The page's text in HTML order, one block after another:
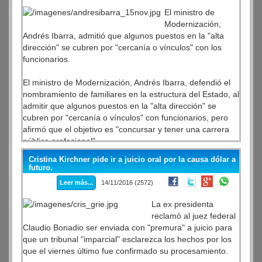
registradas fueron obligadas a readecuarse.
La Justicia ratificó esta decisión el 25 de octubre. La Sala
E de la Cámara Nacional de Apelaciones en lo Comercial
confirmó el dictamen de la fiscal general Gabriela Boquin
offshore uruguaya. La funcionaria esgrimió que estas
sociedades "constituyen verdaderas herramientas para el
ilícito, para cuya conformación sus motivaciones conllevan
casi siempre algún grado de ilicitud".
"Su sentido no es otro que eludir responsabilidades
legalmente exigibles. Así se defrauda a la sociedad toda
tributariamente, a terceros acreedores o se utilizan para
blanquear dinero cuyo origen es desconocido o imposible
de declarar por su ilegalidad, ya sea porque no fue
denunciado fiscalmente o por provenir de la corrupción,
del narcotráfico del tráfico de armas o del terrorismo",
afirmó. Boquin presumió en este caso que "no se trata de
una verdadera sociedad constituida en el extranjero sino
de una sociedad que en fraude a la ley se constituye en
El ministro de
Modernización,
Andrés Ibarra, admitió que algunos puestos en la "alta
dirección" se cubren por "cercanía o vínculos" con los
funcionarios.
El ministro de Modernización, Andrés Ibarra, defendió el
nombramiento de familiares en la estructura del Estado, al
admitir que algunos puestos en la "alta dirección" se
cubren por "cercanía o vínculos" con funcionarios, pero
afirmó que el objetivo es "concursar y tener una carrera
pública profesional".
En ese sentido, aclaró que es una situación "que viene de
años, no es de ahora", y contó que "de las 3 mil personas
que son directores nacionales, generales o
coordinadores, solo siete están por concurso".
"Obviamente, cuando se llega a un Gobierno, uno
comienza a cubrir los puestos, las posiciones, y puede ser
que algunas por cercanía, por confianza, pero también
por idoneidad, sean desempeñadas por gente que tiene
Cristina Kirchner pide ir a juicio oral por la causa dólar a
futuro.
Leer más... 14/11/2016 (2572)
La ex presidenta
reclamó al juez federal
Claudio Bonadio ser enviada con "premura" a juicio para
que un tribunal "imparcial" esclarezca los hechos por los
que el viernes último fue confirmado su procesamiento.